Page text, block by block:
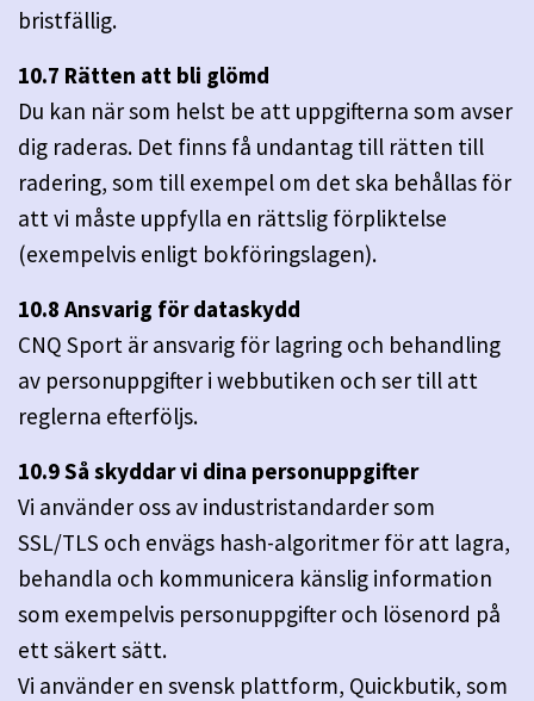
bristfällig.
10.7 Rätten att bli glömd
Du kan när som helst be att uppgifterna som avser
dig raderas. Det finns få undantag till rätten till
radering, som till exempel om det ska behållas för
att vi måste uppfylla en rättslig förpliktelse
(exempelvis enligt bokföringslagen).
10.8 Ansvarig för dataskydd
CNQ Sport är ansvarig för lagring och behandling
av personuppgifter i webbutiken och ser till att
reglerna efterföljs.
10.9 Så skyddar vi dina personuppgifter
Vi använder oss av industristandarder som
SSL/TLS och envägs hash-algoritmer för att lagra,
behandla och kommunicera känslig information
som exempelvis personuppgifter och lösenord på
ett säkert sätt.
Vi använder en svensk plattform, Quickbutik, som